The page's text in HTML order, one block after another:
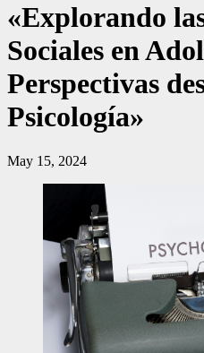
«Explorando
Sociales en
Perspectivas
Psicología»
May 15, 2024